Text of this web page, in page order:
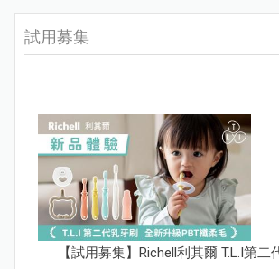
試用募集
【試用募集】Richell利其爾 T.L.I第二